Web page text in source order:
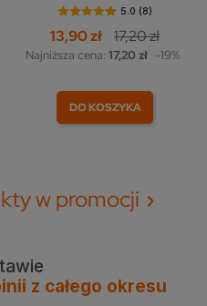
5.0 (8)
13,90 zł 17,20 zł
Najniższa cena: 17,20 zł -19%
DO KOSZYKA
w promocji 
z całego okresu